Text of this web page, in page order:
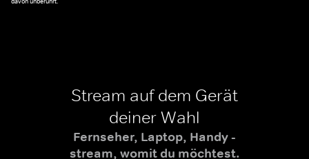
davon unberührt.
Stream auf dem Gerät
deiner Wahl
Fernseher, Laptop, Handy -
stream, womit du möchtest.